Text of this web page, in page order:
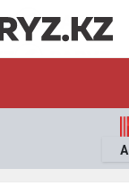
ЭКОНОМИКА